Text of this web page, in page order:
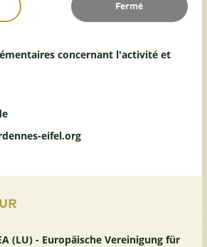
Fermé
concernant l'activité et
eifel.org
(LU) - Europäische Vereinigung für